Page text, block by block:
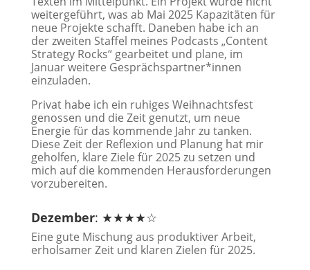
weitergeführt, was ab Mai 2025 Kapazitäten für
neue Projekte schafft. Daneben habe ich an
der zweiten Staffel meines Podcasts „Content
Strategy Rocks“ gearbeitet und plane, im
Januar weitere Gesprächspartner*innen
einzuladen.
Privat habe ich ein ruhiges Weihnachtsfest
genossen und die Zeit genutzt, um neue
Energie für das kommende Jahr zu tanken.
Diese Zeit der Reflexion und Planung hat mir
geholfen, klare Ziele für 2025 zu setzen und
mich auf die kommenden Herausforderungen
vorzubereiten.
Dezember: ★★★★☆
Eine gute Mischung aus produktiver Arbeit,
erholsamer Zeit und klaren Zielen für 2025.